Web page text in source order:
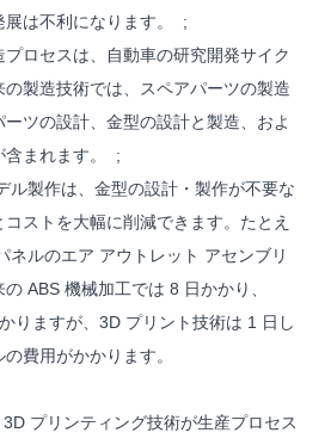
展は不利になります。 ;
ロセスは、自動車の研究開発サイク
製造技術では、スペアパーツの製造
ツの設計、金型の設計と製造、およ
含まれます。 ;
ル製作は、金型の設計・製作が不要な
ストを大幅に削減できます。たとえ
ネルのエア アウトレット アセンブリ
ABS 機械加工では 8 日かかり、
りますが、3D プリント技術は 1 日し
費用がかかります。
プリンティング技術が生産プロセス